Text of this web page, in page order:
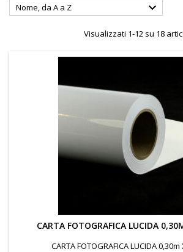
Nome, da A a Z 
Visualizzati 1-12 su 18
CARTA FOTOGRAFICA LUCIDA
CARTA FOTOGRAFICA LUCIDA